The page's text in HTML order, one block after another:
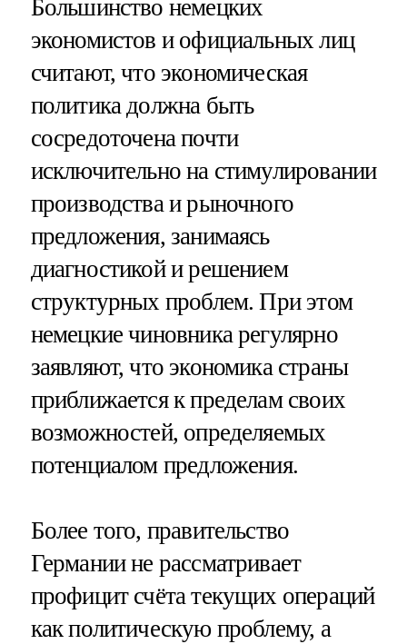
Большинство немецких
экономистов и официальных лиц
считают, что экономическая
политика должна быть
сосредоточена почти
исключительно на стимулировании
производства и рыночного
предложения, занимаясь
диагностикой и решением
структурных проблем. При этом
немецкие чиновника регулярно
заявляют, что экономика страны
приближается к пределам своих
возможностей, определяемых
потенциалом предложения.
Более того, правительство
Германии не рассматривает
профицит счёта текущих операций
как политическую проблему, а